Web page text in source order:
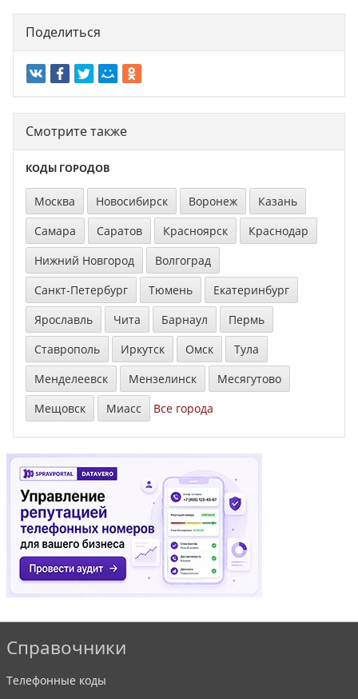
Поделиться
Смотрите также
КОДЫ ГОРОДОВ
Москва Новосибирск Воронеж
Казань
Самара
Саратов Красноярск
Краснодар
Нижний Новгород
Волгоград
Санкт-Петербург
Тюмень
Екатеринбург
Ярославль
Чита Барнаул
Пермь
Ставрополь
Иркутск Омск
Тула
Менделеевск
Мензелинск
Месягутово
Мещовск
Миасс Все города
Справочники
Телефонные коды